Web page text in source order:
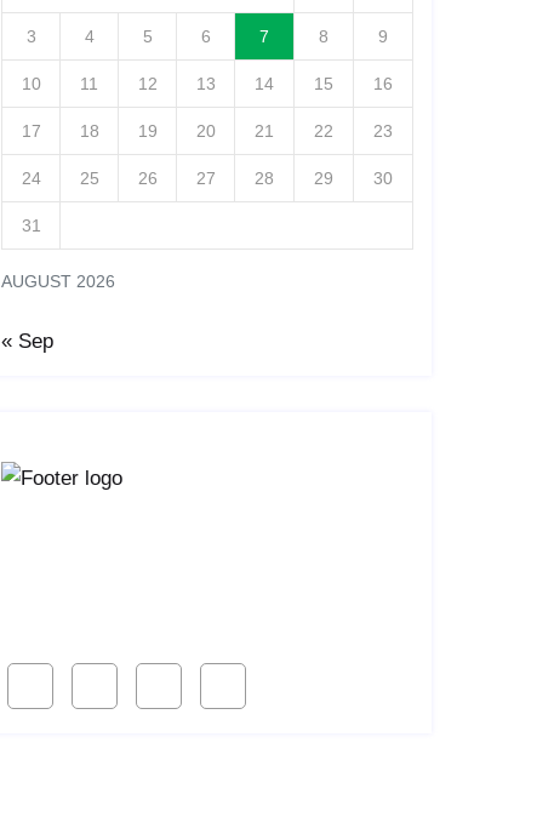
AUGUST 2026
3 4 5 6 7 8 9
10 11 12 13 14 15 16
17 18 19 20 21 22 23
24 25 26 27 28 29 30
31
« Sep